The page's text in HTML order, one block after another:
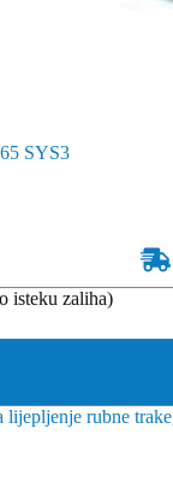
SYS3
isteku zaliha)
rubne trake